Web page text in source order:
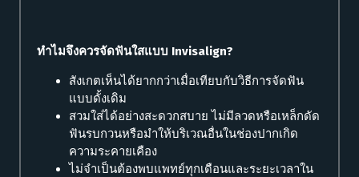
ทำไมจึงควรจัดฟันใสแบบ Invisalign?
สังเกตเห็นได้ยากกว่าเมื่อเทียบกับวิธีการจัดฟัน
แบบดั้งเดิม
สวมใส่ได้อย่างสะดวกสบาย ไม่มีลวดหรือเหล็กดัด
ฟันรบกวนหรือมำให้บริเวณอื่นในช่องปากเกิด
ความระคายเคือง
ไม่จำเป็นต้องพบแพทย์ทุกเดือนและระยะเวลาใน